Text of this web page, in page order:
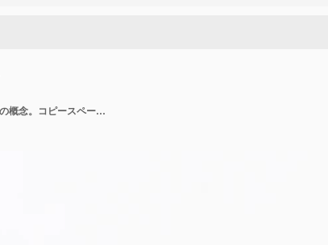
白い背景にさまざまな白と金色の錠剤と5つのパック。健康の概念。コピースペースの平面図です。